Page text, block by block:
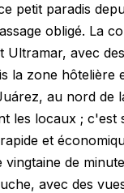
petit paradis
obligé. La
Ultramar, avec
la zone hôtelière
au nord de
les locaux ; c'est
et
de
avec des